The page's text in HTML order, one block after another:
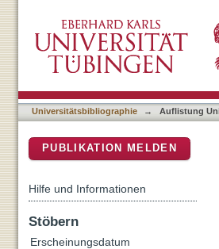
Universitätsbibliographie → Auflistung
PUBLIKATION MELDEN
Hilfe und Informationen
Stöbern
Erscheinungsdatum